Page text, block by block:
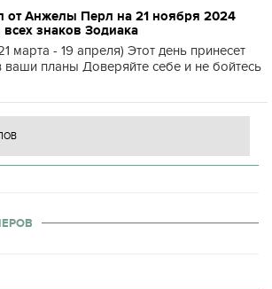
от Анжелы Перл на 21 ноября 2024
всех знаков Зодиака
марта - 19 апреля) Этот день принесет
ваши планы Доверяйте себе и не бойтесь